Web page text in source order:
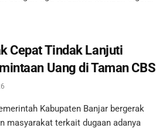
Cepat Tindak Lanjuti
Uang di Taman CBS
Kabupaten Banjar bergerak
masyarakat terkait dugaan adanya